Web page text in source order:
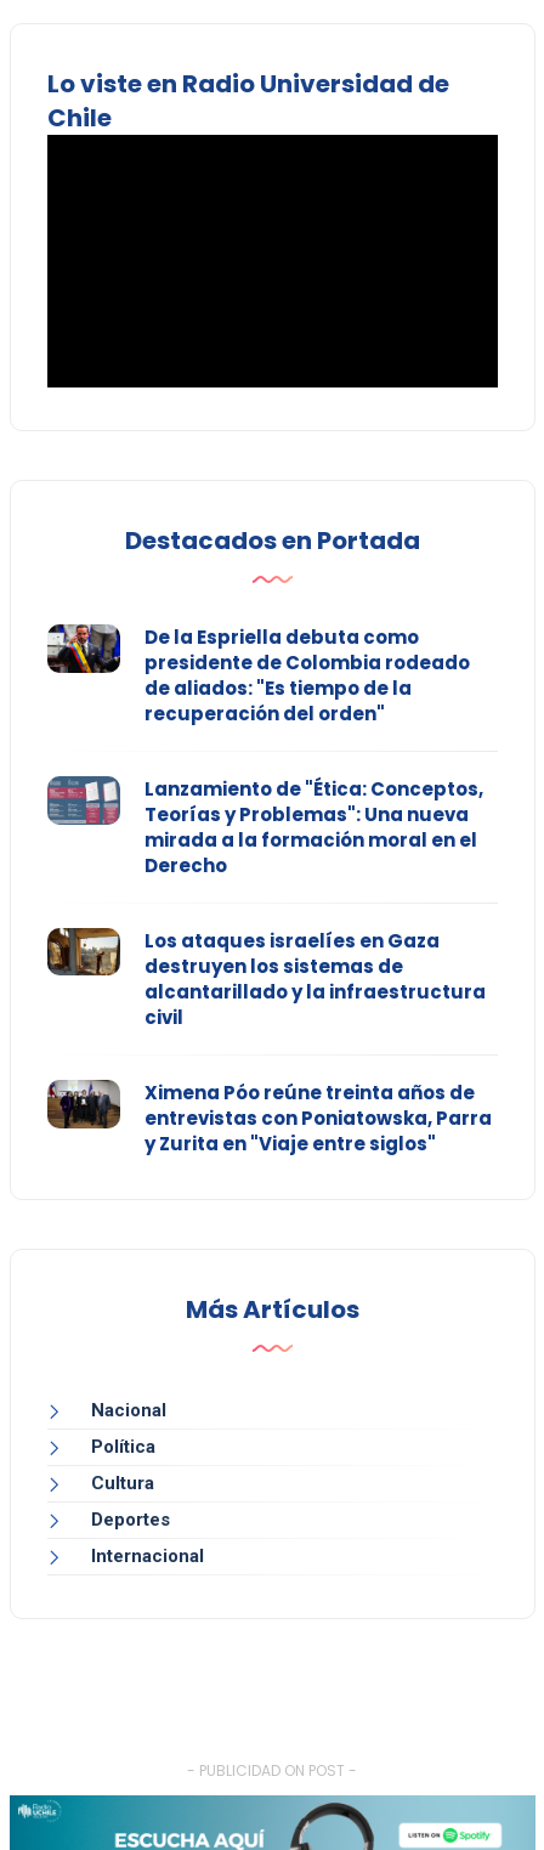
Lo viste en Radio Universidad de
Chile
Destacados en Portada
De la Espriella debuta como
presidente de Colombia rodeado
de aliados: "Es tiempo de la
recuperación del orden"
Lanzamiento de "Ética: Conceptos,
Teorías y Problemas": Una nueva
mirada a la formación moral en el
Derecho
Los ataques israelíes en Gaza
destruyen los sistemas de
alcantarillado y la infraestructura
civil
Ximena Póo reúne treinta años de
entrevistas con Poniatowska, Parra
y Zurita en "Viaje entre siglos"
Más Artículos
Nacional
Política
Cultura
Deportes
Internacional
- PUBLICIDAD ON POST -